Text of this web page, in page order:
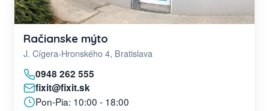
Račianske mýto
J. Cígera-Hronského 4, Bratislava
0948 262 555
fixit@fixit.sk
Pon-Pia: 10:00 - 18:00